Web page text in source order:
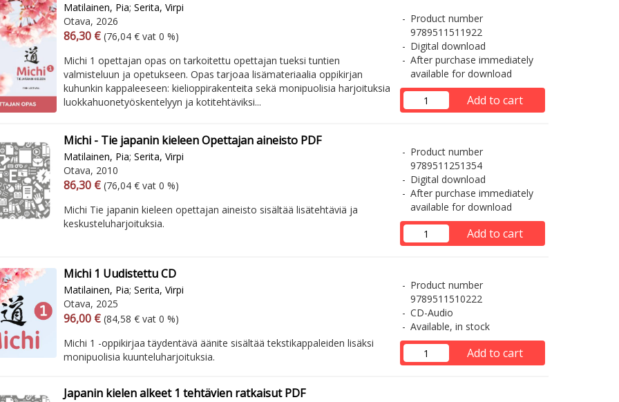
Matilainen, Pia; Serita, Virpi
Otava, 2026
Arvonlisäverollinen hinta
86,30 € Excl. vat
(76,04 € vat 0 %)
Michi 1 opettajan opas on tarkoitettu opettajan tueksi tuntien
valmisteluun ja opetukseen. Opas tarjoaa lisämateriaalia oppikirjan
kuhunkin kappaleeseen: kielioppirakenteita sekä monipuolisia harjoituksia
luokkahuonetyöskentelyyn ja kotitehtäviksi...
Product number
9789511511922
Digital download
After purchase immediately
available for download
Add to cart
Michi - Tie japanin kieleen Opettajan aineisto PDF
Matilainen, Pia; Serita, Virpi
Otava, 2010
Arvonlisäverollinen hinta
86,30 € Excl. vat
(76,04 € vat 0 %)
Michi Tie japanin kieleen opettajan aineisto sisältää lisätehtäviä ja
keskusteluharjoituksia.
Product number
9789511251354
Digital download
After purchase immediately
available for download
Add to cart
Michi 1 Uudistettu CD
Matilainen, Pia; Serita, Virpi
Otava, 2025
Arvonlisäverollinen hinta
96,00 € Excl. vat
(84,58 € vat 0 %)
Michi 1 -oppikirjaa täydentävä äänite sisältää tekstikappaleiden lisäksi
monipuolisia kuunteluharjoituksia.
Product number
9789511510222
CD-Audio
Available, in stock
Add to cart
Japanin kielen alkeet 1 tehtävien ratkaisut PDF